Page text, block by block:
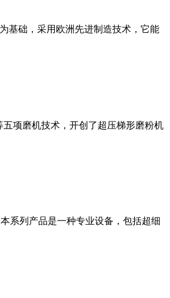
基础，采用欧洲先进制造技术，它能
项磨机技术，开创了超压梯形磨粉机
系列产品是一种专业设备，包括超细